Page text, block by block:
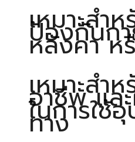
เหมาะสำ
ป้องกันก
หลังคา ห
เหมาะสำ
อาชีพ แล
ในการใช้
ทาง